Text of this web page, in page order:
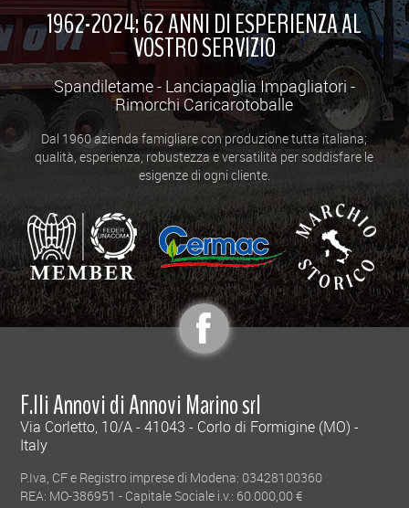
1962-2024: 62 ANNI DI ESPERIENZA AL
VOSTRO SERVIZIO
Spandiletame - Lanciapaglia Impagliatori -
Rimorchi Caricarotoballe
Dal 1960 azienda famigliare con produzione tutta italiana;
qualità, esperienza, robustezza e versatilità per soddisfare le
esigenze di ogni cliente.
F.lli Annovi di Annovi Marino srl
Via Corletto, 10/A - 41043 - Corlo di Formigine (MO) -
Italy
P.Iva, CF e Registro imprese di Modena: 03428100360
REA: MO-386951 - Capitale Sociale i.v.: 60.000,00 €